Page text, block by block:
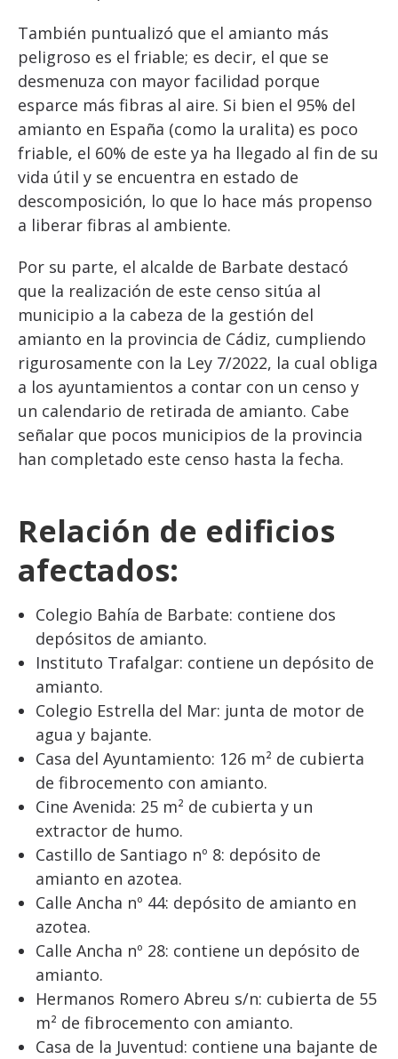
También puntualizó que el amianto más
peligroso es el friable; es decir, el que se
desmenuza con mayor facilidad porque
esparce más fibras al aire. Si bien el 95% del
amianto en España (como la uralita) es poco
friable, el 60% de este ya ha llegado al fin de su
vida útil y se encuentra en estado de
descomposición, lo que lo hace más propenso
a liberar fibras al ambiente.
Por su parte, el alcalde de Barbate destacó
que la realización de este censo sitúa al
municipio a la cabeza de la gestión del
amianto en la provincia de Cádiz, cumpliendo
rigurosamente con la Ley 7/2022, la cual obliga
a los ayuntamientos a contar con un censo y
un calendario de retirada de amianto. Cabe
señalar que pocos municipios de la provincia
han completado este censo hasta la fecha.
Relación de edificios
afectados:
Colegio Bahía de Barbate: contiene dos
depósitos de amianto.
Instituto Trafalgar: contiene un depósito de
amianto.
Colegio Estrella del Mar: junta de motor de
agua y bajante.
Casa del Ayuntamiento: 126 m² de cubierta
de fibrocemento con amianto.
Cine Avenida: 25 m² de cubierta y un
extractor de humo.
Castillo de Santiago nº 8: depósito de
amianto en azotea.
Calle Ancha nº 44: depósito de amianto en
azotea.
Calle Ancha nº 28: contiene un depósito de
amianto.
Hermanos Romero Abreu s/n: cubierta de 55
m² de fibrocemento con amianto.
Casa de la Juventud: contiene una bajante de